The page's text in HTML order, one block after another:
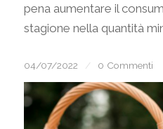
pena aumentare il
stagione nella quantità
04/07/2022 / 0 Commenti